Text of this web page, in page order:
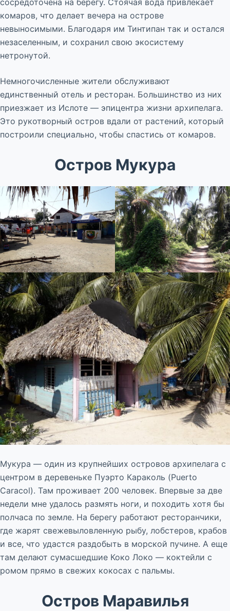
сосредоточена на берегу. Стоячая вода привлекает
комаров, что делает вечера на острове
невыносимыми. Благодаря им Тинтипан так и остался
незаселенным, и сохранил свою экосистему
нетронутой.
Немногочисленные жители обслуживают
единственный отель и ресторан. Большинство из них
приезжает из Ислоте — эпицентра жизни архипелага.
Это рукотворный остров вдали от растений, который
построили специально, чтобы спастись от комаров.
Остров Мукура
Мукура — один из крупнейших островов архипелага с
центром в деревеньке Пуэрто Караколь (Puerto
Caracol). Там проживает 200 человек. Впервые за две
недели мне удалось размять ноги, и походить хотя бы
полчаса по земле. На берегу работают ресторанчики,
где жарят свежевыловленную рыбу, лобстеров, крабов
и все, что удастся раздобыть в морской пучине. А еще
там делают сумасшедшие Коко Локо — коктейли с
ромом прямо в свежих кокосах с пальмы.
Остров Маравилья